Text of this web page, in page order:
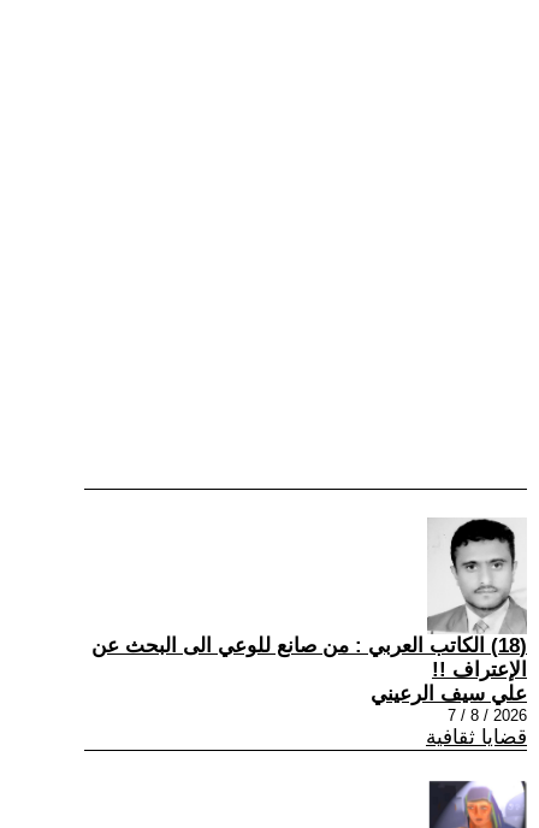
(18) الكاتب العربي : من صانع للوعي الى البحث عن
الإعتراف !!
علي سيف الرعيني
2026 / 8 / 7
قضايا ثقافية